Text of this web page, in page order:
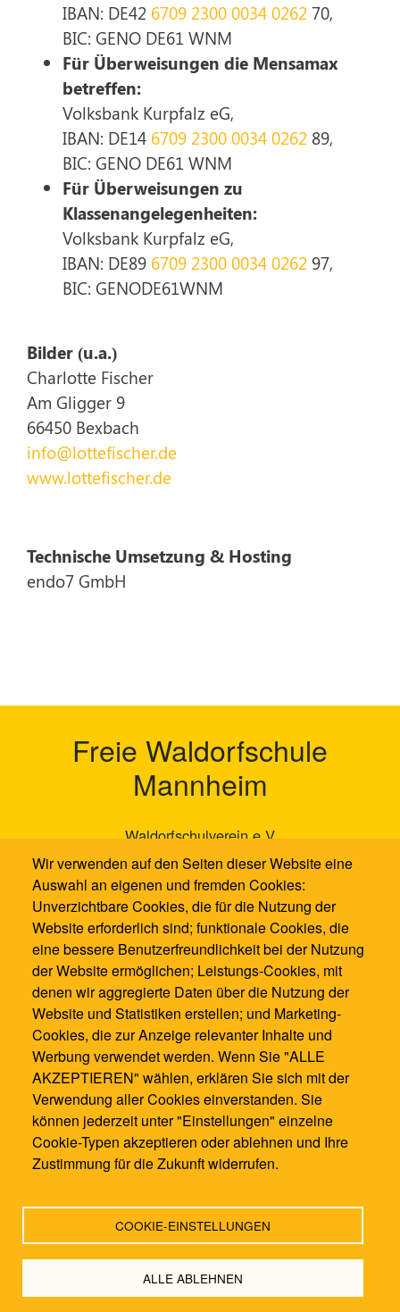
IBAN: DE42 6709 2300 0034 0262 70,
BIC: GENO DE61 WNM
Für Überweisungen die Mensamax
betreffen:
Volksbank Kurpfalz eG,
IBAN: DE14 6709 2300 0034 0262 89,
BIC: GENO DE61 WNM
Für Überweisungen zu
Klassenangelegenheiten:
Volksbank Kurpfalz eG,
IBAN: DE89 6709 2300 0034 0262 97,
BIC: GENODE61WNM
Bilder (u.a.)
Charlotte Fischer
Am Gligger 9
66450 Bexbach
info@lottefischer.de
www.lottefischer.de
Technische Umsetzung & Hosting
endo7 GmbH
Freie Waldorfschule
Mannheim
Waldorfschulverein e.V
Neckarauer Waldweg 131
68199 Mannheim
0621 / 1286100
0621 / 12861021
info@waldorfschule-mannheim.de
Kontakt|Impressum|Datenschutzbestimmung|Login
byEndo7
Wir verwenden auf den Seiten dieser Website eine
Auswahl an eigenen und fremden Cookies:
Unverzichtbare Cookies, die für die Nutzung der
Website erforderlich sind; funktionale Cookies, die
eine bessere Benutzerfreundlichkeit bei der Nutzung
der Website ermöglichen; Leistungs-Cookies, mit
denen wir aggregierte Daten über die Nutzung der
Website und Statistiken erstellen; und Marketing-
Cookies, die zur Anzeige relevanter Inhalte und
Werbung verwendet werden. Wenn Sie "ALLE
AKZEPTIEREN" wählen, erklären Sie sich mit der
Verwendung aller Cookies einverstanden. Sie
können jederzeit unter "Einstellungen" einzelne
Cookie-Typen akzeptieren oder ablehnen und Ihre
Zustimmung für die Zukunft widerrufen.
COOKIE-EINSTELLUNGEN
ALLE ABLEHNEN